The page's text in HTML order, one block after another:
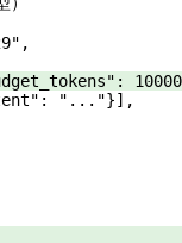
,
: 10000
: "..."}],